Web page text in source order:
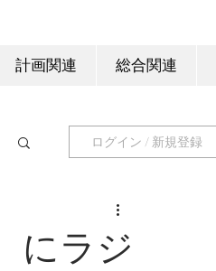
計画関連 総合関連
ログイン / 新規登録
にラジ